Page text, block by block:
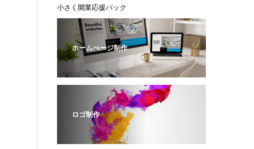
小さく開業応援パック
ホームぺージ制作
ロゴ制作